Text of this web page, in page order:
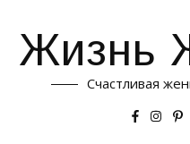
Жизнь
Счастливая